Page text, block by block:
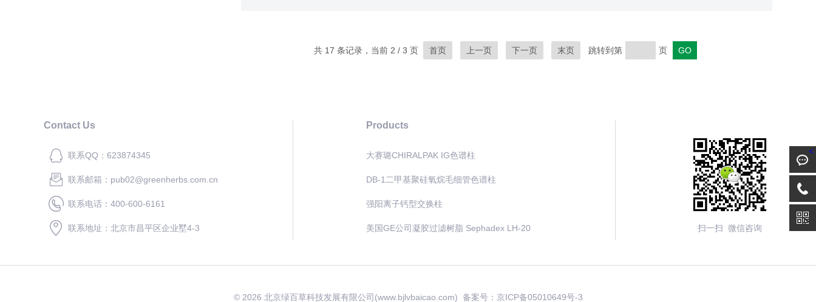
共 17 条记录，当前 2 / 3 页 首页 上一页 下一页 末页 跳转到第 页
Contact Us
联系QQ：623874345
联系邮箱：pub02@greenherbs.com.cn
联系电话：400-600-6161
联系地址：北京市昌平区企业墅4-3
Products
大赛璐CHIRALPAK IG色谱柱
DB-1二甲基聚硅氧烷毛细管色谱柱
强阳离子钙型交换柱
美国GE公司凝胶过滤树脂 Sephadex LH-20 扫一扫 微信咨询
© 2026 北京绿百草科技发展有限公司(www.bjlvbaicao.com) 备案号： 京ICP备05010649号-3
<